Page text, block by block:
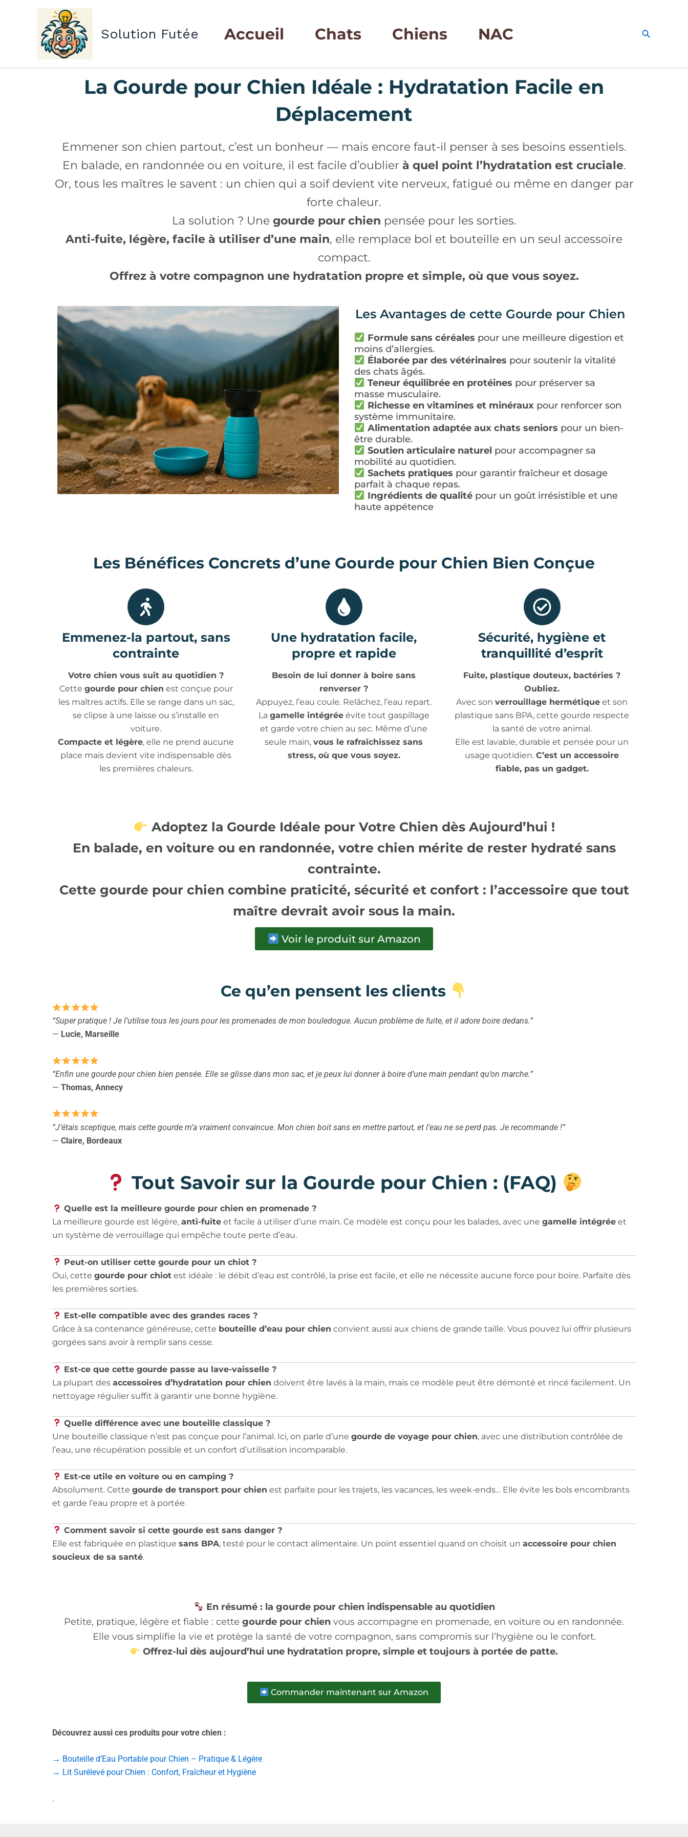
Solution Futée Accueil Chats Chiens NAC
La Gourde pour Chien Idéale : Hydratation Facile en
Déplacement
Emmener son chien partout, c’est un bonheur — mais encore faut-il penser à ses besoins essentiels.
En balade, en randonnée ou en voiture, il est facile d’oublier à quel point l’hydratation est cruciale.
Or, tous les maîtres le savent : un chien qui a soif devient vite nerveux, fatigué ou même en danger par
forte chaleur.
La solution ? Une gourde pour chien pensée pour les sorties.
Anti-fuite, légère, facile à utiliser d’une main, elle remplace bol et bouteille en un seul accessoire
compact.
Offrez à votre compagnon une hydratation propre et simple, où que vous soyez.
Les Avantages de cette Gourde pour Chien
Formule sans céréales pour une meilleure digestion et
moins d’allergies.
Élaborée par des vétérinaires pour soutenir la vitalité
des chats âgés.
Teneur équilibrée en protéines pour préserver sa
masse musculaire.
Richesse en vitamines et minérauxpour renforcer son
système immunitaire.
Alimentation adaptée aux chats seniors pour un bien-
être durable.
Soutien articulaire naturel pour accompagner sa
mobilité au quotidien.
Sachets pratiques pour garantir fraîcheur et dosage
parfait à chaque repas.
Ingrédients de qualitépour un goût irrésistible et une
haute appétence
Les Bénéfices Concrets d’une Gourde pour Chien Bien Conçue
Emmenez-la partout, sans
contrainte
Votre chien vous suit au quotidien ?
Cette gourde pour chien est conçue pour
les maîtres actifs. Elle se range dans un sac,
se clipse à une laisse ou s’installe en
voiture.
Compacte et légère, elle ne prend aucune
place mais devient vite indispensable dès
les premières chaleurs.
Une hydratation facile,
propre et rapide
Besoin de lui donner à boire sans
renverser ?
Appuyez, l’eau coule. Relâchez, l’eau repart.
La gamelle intégréeévite tout gaspillage
et garde votre chien au sec. Même d’une
seule main,vous le rafraîchissez sans
stress, où que vous soyez.
Sécurité, hygiène et
tranquillité d’esprit
Fuite, plastique douteux, bactéries ?
Oubliez.
Avec sonverrouillage hermétique et son
plastique sans BPA, cette gourde respecte
la santé de votre animal.
Elle est lavable, durable et pensée pour un
usage quotidien.C’est un accessoire
fiable, pas un gadget.
Adoptez la Gourde Idéale pour Votre Chien dès Aujourd’hui !
En balade, en voiture ou en randonnée, votre chien mérite de rester hydraté sans
contrainte.
Cette gourde pour chien combine praticité, sécurité et confort : l’accessoire que tout
maître devrait avoir sous la main.
Voir le produit sur Amazon
Ce qu’en pensent les clients
“Super pratique ! Je l’utilise tous les jours pour les promenades de mon bouledogue. Aucun problème de fuite, et il adore boire dedans.”
— Lucie, Marseille
“Enfin une gourde pour chien bien pensée. Elle se glisse dans mon sac, et je peux lui donner à boire d’une main pendant qu’on marche.”
— Thomas, Annecy
“J’étais sceptique, mais cette gourde m’a vraiment convaincue. Mon chien boit sans en mettre partout, et l’eau ne se perd pas. Je recommande !”
— Claire, Bordeaux
Tout Savoir sur la Gourde pour Chien : (FAQ)
Quelle est la meilleure gourde pour chien en promenade ?
La meilleure gourde est légère, anti-fuite et facile à utiliser d’une main. Ce modèle est conçu pour les balades, avec une gamelle intégrée et
un système de verrouillage qui empêche toute perte d’eau.
Peut-on utiliser cette gourde pour un chiot ?
Oui, cette gourde pour chiot est idéale : le débit d’eau est contrôlé, la prise est facile, et elle ne nécessite aucune force pour boire. Parfaite dès
les premières sorties.
Est-elle compatible avec des grandes races ?
Grâce à sa contenance généreuse, cette bouteille d’eau pour chien convient aussi aux chiens de grande taille. Vous pouvez lui offrir plusieurs
gorgées sans avoir à remplir sans cesse.
Est-ce que cette gourde passe au lave-vaisselle ?
La plupart des accessoires d’hydratation pour chien doivent être lavés à la main, mais ce modèle peut être démonté et rincé facilement. Un
nettoyage régulier suffit à garantir une bonne hygiène.
Quelle différence avec une bouteille classique ?
Une bouteille classique n’est pas conçue pour l’animal. Ici, on parle d’une gourde de voyage pour chien, avec une distribution contrôlée de
l’eau, une récupération possible et un confort d’utilisation incomparable.
Est-ce utile en voiture ou en camping ?
Absolument. Cette gourde de transport pour chien est parfaite pour les trajets, les vacances, les week-ends… Elle évite les bols encombrants
et garde l’eau propre et à portée.
Comment savoir si cette gourde est sans danger ?
Elle est fabriquée en plastique sans BPA, testé pour le contact alimentaire. Un point essentiel quand on choisit un accessoire pour chien
soucieux de sa santé.
En résumé : la gourde pour chien indispensable au quotidien
Petite, pratique, légère et fiable : cette gourde pour chien vous accompagne en promenade, en voiture ou en randonnée.
Elle vous simplifie la vie et protège la santé de votre compagnon, sans compromis sur l’hygiène ou le confort.
Offrez-lui dès aujourd’hui une hydratation propre, simple et toujours à portée de patte.
Commander maintenant sur Amazon
Découvrez aussi ces produits pour votre chien :
→ Bouteille d’Eau Portable pour Chien – Pratique & Légère
→ Lit Surélevé pour Chien : Confort, Fraîcheur et Hygiène
.